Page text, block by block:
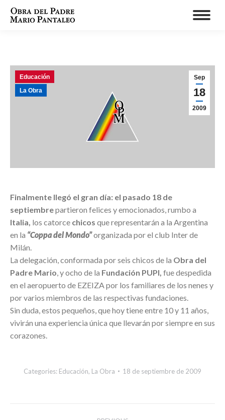
Sep
18
2009
Educación
La Obra
Finalmente llegó el gran día: el pasado 18 de
septiembrepartieron felices y emocionados, rumbo a
Italia, los catorce chicos que representarán a la Argentina
en la “Coppa del Mondo”organizada por el club Inter de
Milán.
La delegación, conformada por seis chicos de la Obra del
Padre Mario, y ocho de la Fundación PUPI, fue despedida
en el aeropuerto de EZEIZA por los familiares de los nenes y
por varios miembros de las respectivas fundaciones.
Sin duda, estos pequeños, que hoy tiene entre 10 y 11 años,
vivirán una experiencia única que llevarán por siempre en sus
corazones.
Categories: Educación, La Obra 18 de septiembre de 2009